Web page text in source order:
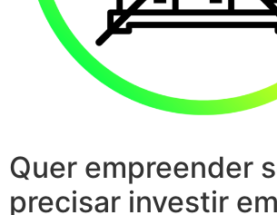
Quer empreender
precisar investir em